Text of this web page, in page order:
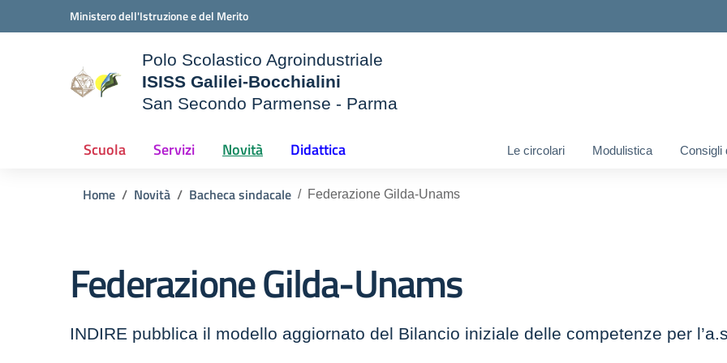
Vai ai contenuti
Vai al menu di navigazioneMinistero dell'Istruzione e del Merito
Polo Scolastico Agroindustriale
ISISS Galilei-Bocchialini
San Secondo Parmense - Parma
Scuola Servizi Novità Didattica Le circolari Modulistica Consigli
Home Novità Bacheca sindacale Federazione Gilda-Unams
Federazione Gilda-Unams
INDIRE pubblica il modello aggiornato del Bilancio iniziale delle competenze per